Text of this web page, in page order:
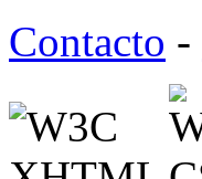
Contacto -